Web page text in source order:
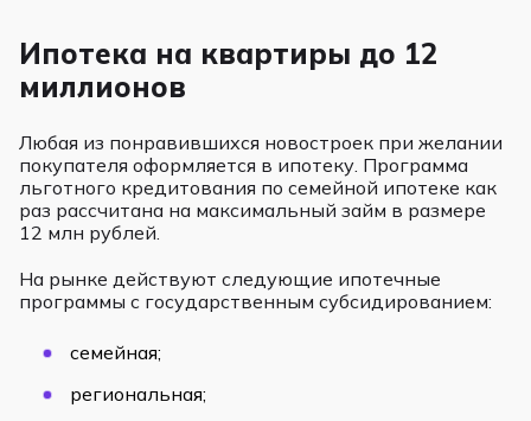
Ипотека на квартиры до 12
миллионов
Любая из понравившихся новостроек при желании
покупателя оформляется в ипотеку. Программа
льготного кредитования по семейной ипотеке как
раз рассчитана на максимальный займ в размере
12 млн рублей.
На рынке действуют следующие ипотечные
программы с государственным субсидированием:
семейная;
региональная;